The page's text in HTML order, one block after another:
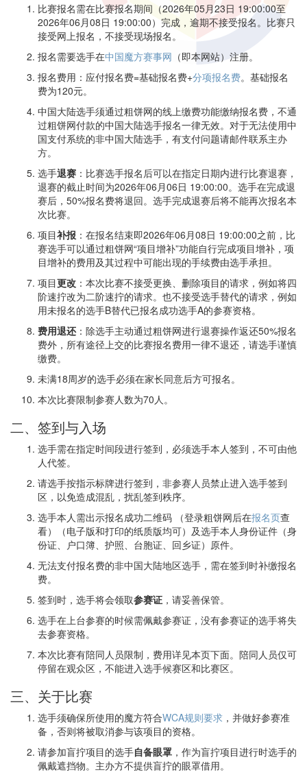
比赛报名需在比赛报名期间（2026年05月23日 19:00:00至
2026年06月08日 19:00:00）完成，逾期不接受报名。比赛只
接受网上报名，不接受现场报名。
报名需要选手在中国魔方赛事网 （即本网站）注册。
报名费用：应付报名费=基础报名费+分项报名费。基础报名
费为120元。
中国大陆选手须通过粗饼网的线上缴费功能缴纳报名费，不通
过粗饼网付款的中国大陆选手报名一律无效。对于无法使用中
国支付系统的非中国大陆选手，有支付问题请邮件联系主办
方。
选手退赛 ：比赛选手报名后可以在指定日期内进行比赛退赛，
退赛的截止时间为2026年06月06日 19:00:00。选手在完成退
赛后，50%报名费将退回。选手完成退赛后将不能再次报名本
次比赛。
项目补报 ：在报名结束即2026年06月08日 19:00:00之前，比
赛选手可以通过粗饼网“项目增补”功能自行完成项目增补，项
目增补的费用及其过程中可能出现的手续费由选手承担。
项目更改 ：本次比赛不接受更换、删除项目的请求，例如将四
阶速拧改为二阶速拧的请求。也不接受选手替代的请求，例如
用未报名的选手B替代已报名成功选手A的参赛资格。
费用退还：除选手主动通过粗饼网进行退赛操作返还50%报名
费外，所有途径上交的比赛报名费用一律不退还，请选手谨慎
缴费。
未满18周岁的选手必须在家长同意后方可报名。
本次比赛限制参赛人数为70人。
二、签到与入场
选手需在指定时间段进行签到，必须选手本人签到，不可由他
人代签。
请选手按指示标牌进行签到，非参赛人员禁止进入选手签到
区，以免造成混乱，扰乱签到秩序。
选手本人需出示报名成功二维码 （登录粗饼网后在报名页查
看）（电子版和打印的纸质版均可）及选手本人身份证件（身
份证、户口簿、护照、台胞证、回乡证）原件。
无法支付报名费的非中国大陆地区选手，需在签到时补缴报名
费。
签到时，选手将会领取参赛证 ，请妥善保管。
选手在上台参赛的时候需佩戴参赛证，没有参赛证的选手将失
去参赛资格。
本次比赛有陪同人员限制，费用详见本页下面。陪同人员仅可
停留在观众区，不能进入选手候赛区和比赛区。
三、关于比赛
选手须确保所使用的魔方符合WCA规则要求 ，并做好参赛准
备，否则将被取消参与该项目的资格。
请参加盲拧项目的选手自备眼罩 ，作为盲拧项目进行时选手的
佩戴遮挡物。主办方不提供盲拧的眼罩借用。